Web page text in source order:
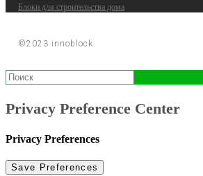
Блоки для строительства дома
©2023 innoblock
Privacy Preference Center
Privacy Preferences